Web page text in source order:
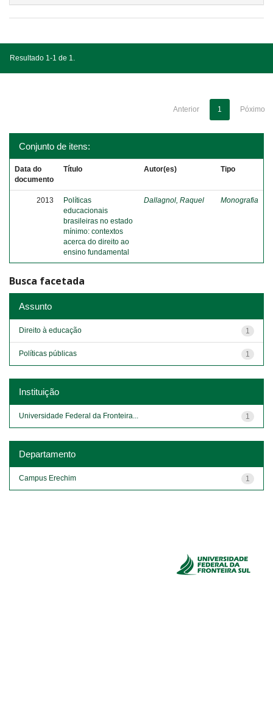
Resultado 1-1 de 1.
Anterior 1 Póximo
Conjunto de itens:
Data do
documento
Título Autor(es) Tipo
2013
Políticas
educacionais
brasileiras no estado
mínimo: contextos
acerca do direito ao
ensino fundamental
Dallagnol, Raquel Monografia
Busca facetada
Assunto
1
Direito à educação
1
Políticas públicas
Instituição
1
Universidade Federal da Fronteira...
Departamento
1
Campus Erechim